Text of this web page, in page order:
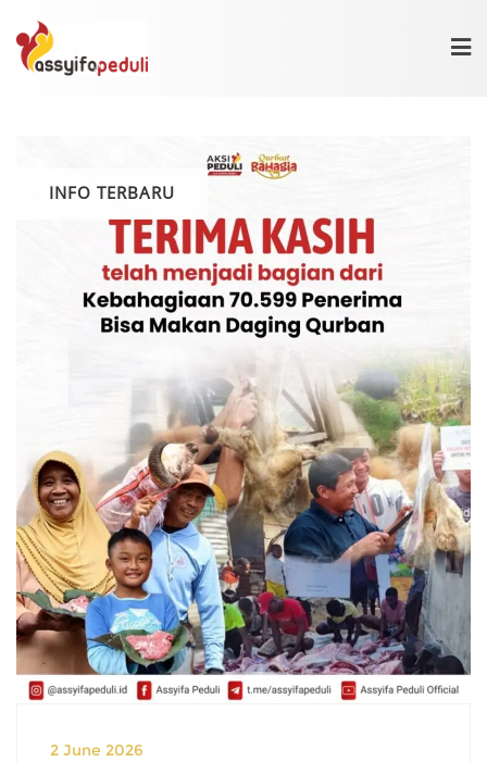
content
INFO TERBARU
2 June 2026